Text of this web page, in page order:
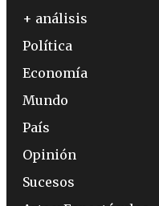
+ análisis
Política
Economía
Mundo
País
Opinión
Sucesos